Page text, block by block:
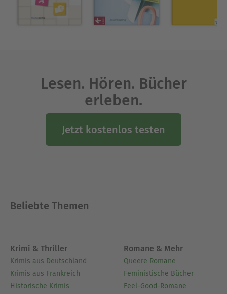
Lesen. Hören. Bücher
erleben.
Jetzt kostenlos testen
Beliebte Themen
Krimi & Thriller
Krimis aus Deutschland
Krimis aus Frankreich
Historische Krimis
Romane & Mehr
Queere Romane
Feministische Bücher
Feel-Good-Romane